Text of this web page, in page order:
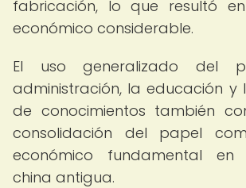
fabricación, lo que resultó
económico considerable.
El uso generalizado del
administración, la educación y
de conocimientos también
consolidación del papel
económico fundamental
china antigua.